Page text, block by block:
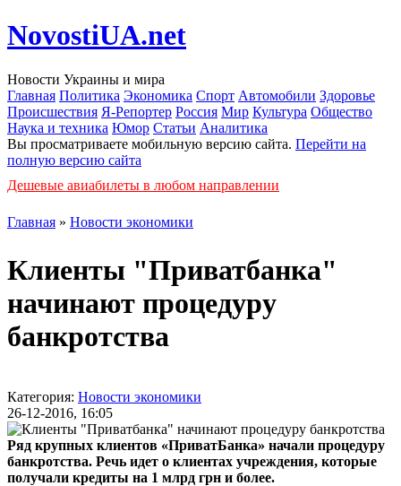
NovostiUA.net
Новости Украины и мира
Главная Политика Экономика Спорт Автомобили Здоровье
Происшествия Я-Репортер Россия Мир Культура Общество
Наука и техника Юмор Статьи Аналитика
Вы просматриваете мобильную версию сайта. Перейти на
полную версию сайта
Дешевые авиабилеты в любом направлении
Главная » Новости экономики
Клиенты "Приватбанка"
начинают процедуру
банкротства
Категория: Новости экономики
26-12-2016, 16:05
Ряд крупных клиентов «ПриватБанка» начали процедуру
банкротства. Речь идет о клиентах учреждения, которые
получали кредиты на 1 млрд грн и более.